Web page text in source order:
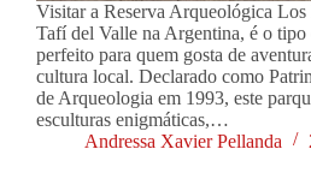
Visitar a Reserva Arqueológica
Tafí del Valle na Argentina, é o tipo
perfeito para quem gosta de
cultura local. Declarado como
de Arqueologia em 1993, este
esculturas enigmáticas,…
Andressa Xavier Pellanda